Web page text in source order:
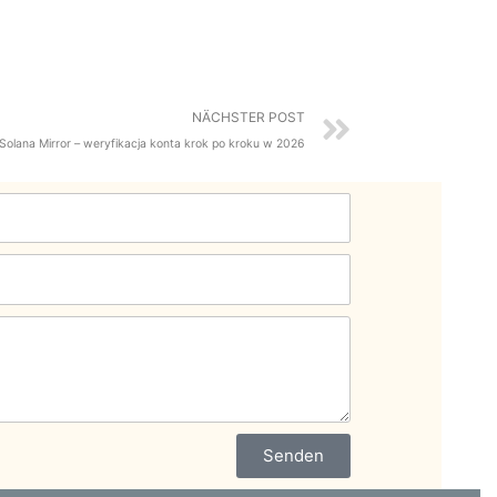
NÄCHSTER POST
Mirror – weryfikacja konta krok po kroku w 2026
Senden